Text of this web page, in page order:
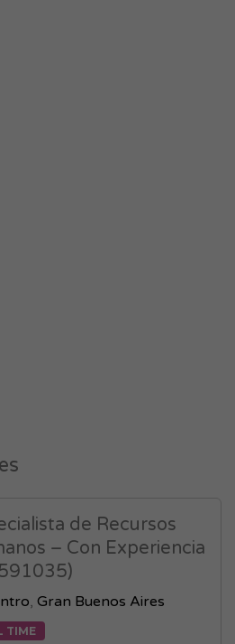
de Recursos
– Con Experiencia
,Gran Buenos Aires
TIME